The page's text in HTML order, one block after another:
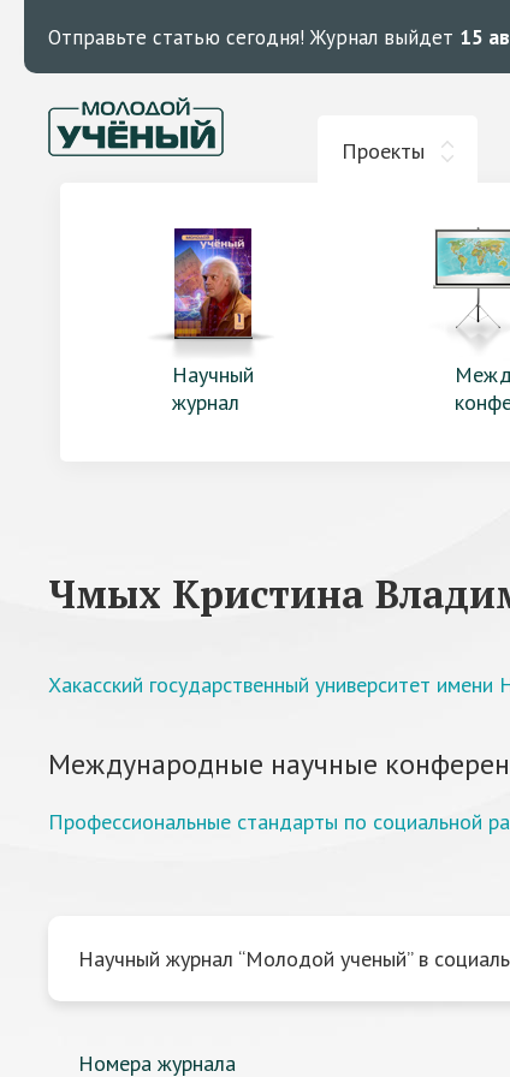
Отправьте статью сегодня! Журнал выйдет 15
Проекты
Научный
журнал
Чмых Кристина
Хакасский государственный университет имени
Международные научные
Профессиональные стандарты по социальной
Научный журнал “Молодой ученый” в
Номера журнала